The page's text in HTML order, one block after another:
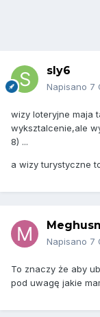
sly6
Napisano 7
wizy loteryjne maja
wyksztalcenie,ale
8) ...
a wizy turystyczne
Napisano 7
To znaczy że aby
pod uwagę jakie